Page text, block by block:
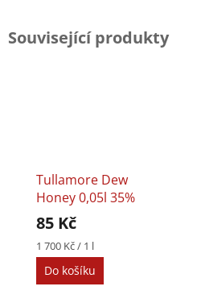
Související produkty
Tullamore Dew
Honey 0,05l 35%
85 Kč
Měrná
cena:
1 700 Kč / 1 l
Do košíku